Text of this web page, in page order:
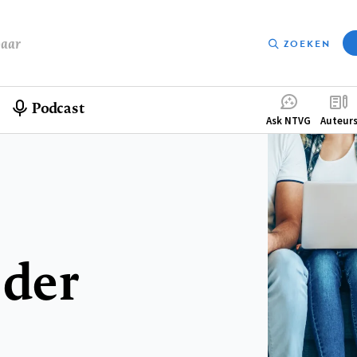
ZOEKEN
Podcast
menu
Ask NTVG Auteurs